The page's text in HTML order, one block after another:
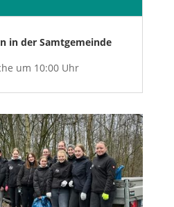
in der Samtgemeinde
um 10:00 Uhr